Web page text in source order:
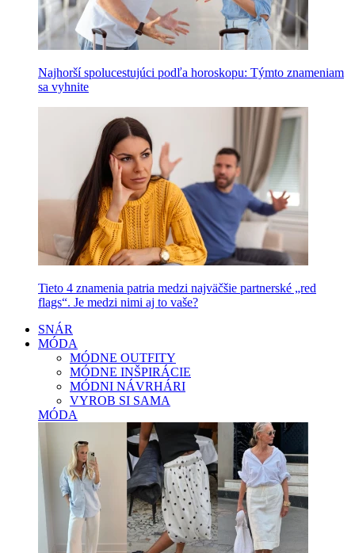
Najhorší spolucestujúci podľa horoskopu: Týmto znameniam
sa vyhnite
Tieto 4 znamenia patria medzi najväčšie partnerské „red
flags“. Je medzi nimi aj to vaše?
SNÁR
MÓDA
MÓDNE OUTFITY
MÓDNE INŠPIRÁCIE
MÓDNI NÁVRHÁRI
VYROB SI SAMA
MÓDA